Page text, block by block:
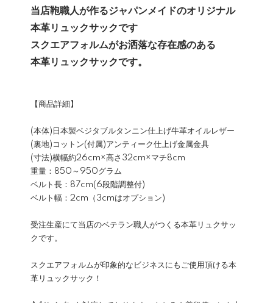
当店鞄職人が作るジャパンメイドのオリジナル
本革リュックサックです
スクエアフォルムがお洒落な存在感のある
本革リュックサックです。
【商品詳細】
(本体)日本製ベジタブルタンニン仕上げ牛革オイルレザー
(裏地)コットン(付属)アンティーク仕上げ金属金具
(寸法)横幅約26cm×高さ32cm×マチ8cm
重量：850～950グラム
ベルト長：87cm(6段階調整付)
ベルト幅：2cm（3cmはオプション)
受注生産にて当店のベテラン職人がつくる本革リュクサッ
クです。
スクエアフォルムが印象的なビジネスにもご使用頂ける本
革リュックサック！